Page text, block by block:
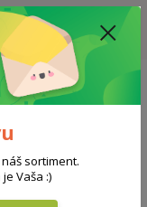
MATRACU A ROŠTU
10-15 PRACOVNÝCH
Menu
0
sortiment.
Vaša :)